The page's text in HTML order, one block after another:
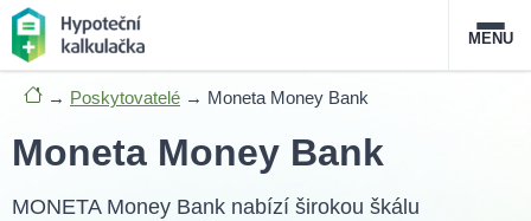
Nabídka hypoték
MENU
→ Poskytovatelé → Moneta Money Bank
Moneta Money Bank
MONETA Money Bank nabízí širokou škálu